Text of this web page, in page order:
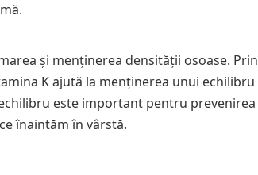
și menținerea densității osoase. Prin
K ajută la menținerea unui echilibru
este important pentru prevenirea
înaintăm în vârstă.